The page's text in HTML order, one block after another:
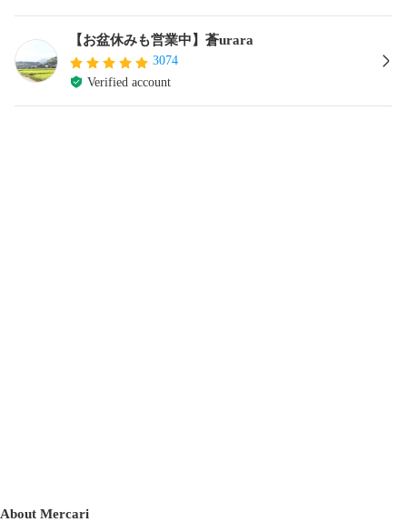
【お盆休みも営業中】蒼urara
3074
Verified account
About Mercari